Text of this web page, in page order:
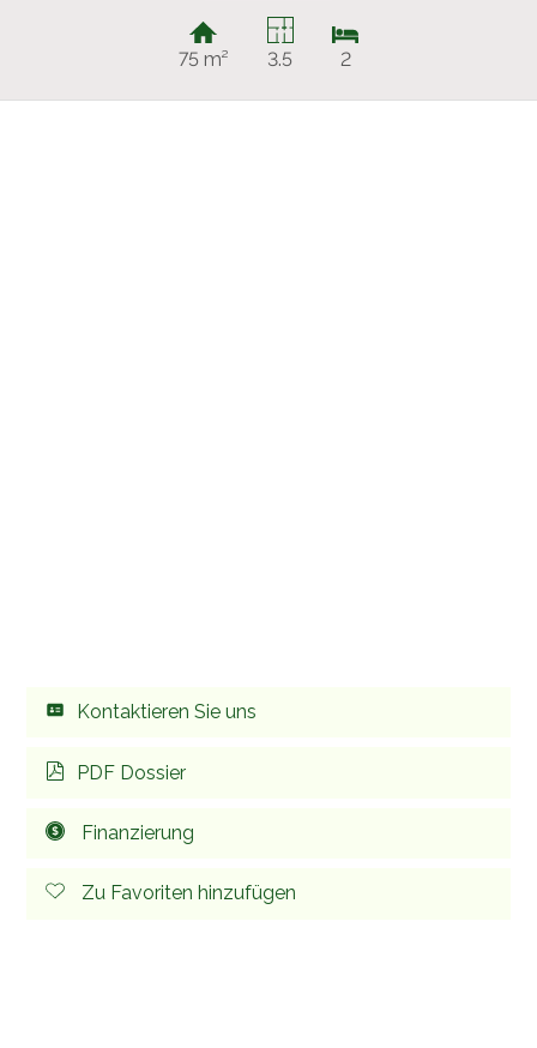
75 m² 3.5 2
Kontaktieren Sie uns
PDF Dossier
Finanzierung
Zu Favoriten hinzufügen